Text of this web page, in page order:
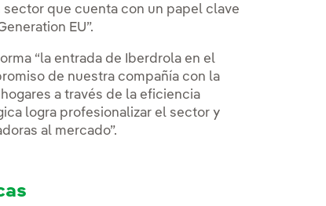
que cuenta con un papel clave
EU”.
“la entrada de Iberdrola en el
de nuestra compañía con la
a través de la eficiencia
logra profesionalizar el sector y
al mercado”.